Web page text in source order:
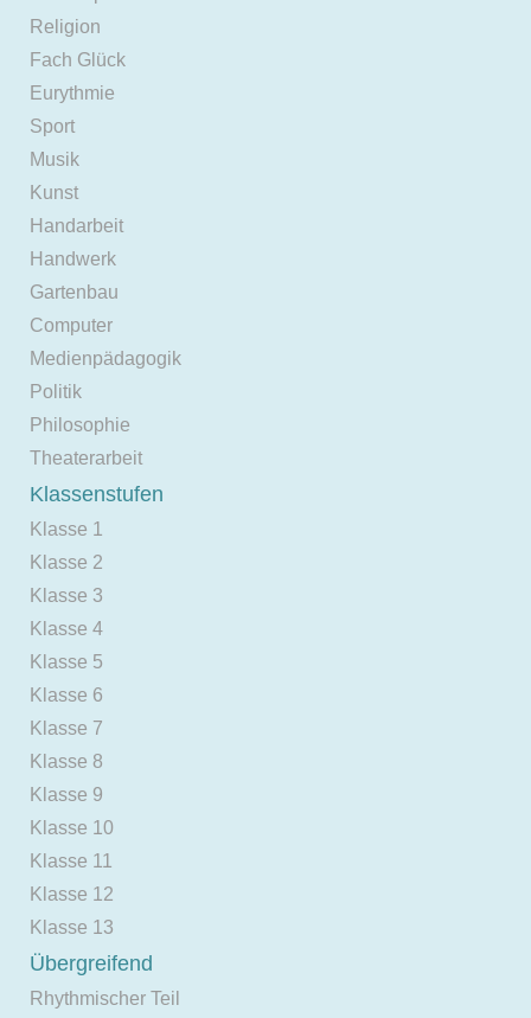
Religion
Fach Glück
Eurythmie
Sport
Musik
Kunst
Handarbeit
Handwerk
Gartenbau
Computer
Medienpädagogik
Politik
Philosophie
Theaterarbeit
Klassenstufen
Klasse 1
Klasse 2
Klasse 3
Klasse 4
Klasse 5
Klasse 6
Klasse 7
Klasse 8
Klasse 9
Klasse 10
Klasse 11
Klasse 12
Klasse 13
Übergreifend
Rhythmischer Teil